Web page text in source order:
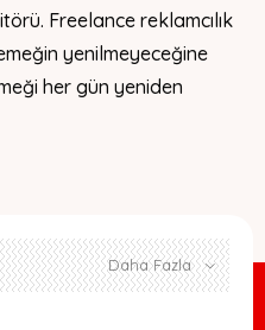
Freelance reklamcılık
yenilmeyeceğine
her gün yeniden
Daha Fazla